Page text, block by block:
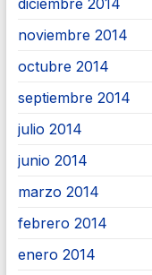
noviembre 2014
octubre 2014
septiembre 2014
julio 2014
junio 2014
marzo 2014
febrero 2014
enero 2014